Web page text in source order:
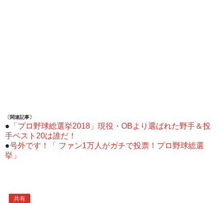
〔関連記事〕
● 「プロ野球総選挙2018」現役・OBより選ばれた野手＆投
手ベスト20は誰だ！
●号外です！「 ファン1万人がガチで投票！プロ野球総選
挙」
共有